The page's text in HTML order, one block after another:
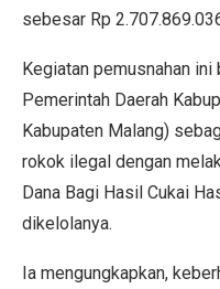
sebesar Rp
Kegiatan pemusnahan
Pemerintah Daerah
Kabupaten Malang)
rokok ilegal dengan
Dana Bagi Hasil Cukai
dikelolanya.
Ia mengungkapkan,